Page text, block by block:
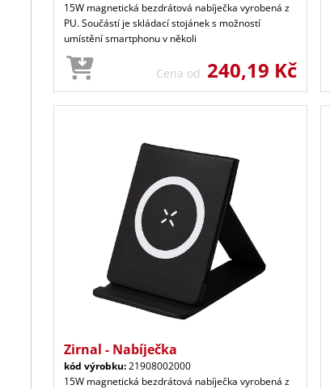
15W magnetická bezdrátová nabíječka vyrobená z
PU. Součástí je skládací stojánek s možností
umístění smartphonu v několi
Cena od 240,19 Kč
Zirnal - Nabíječka
kód výrobku:21908002000
15W magnetická bezdrátová nabíječka vyrobená z